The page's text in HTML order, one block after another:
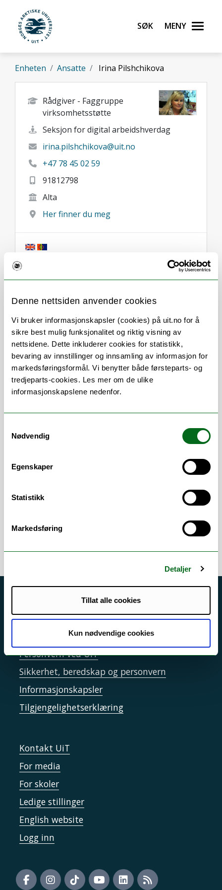
Denne nettsiden anvender cookies
Vi bruker informasjonskapsler (cookies) på uit.no for å
sikre best mulig funksjonalitet og riktig visning av
nettsidene. Dette inkluderer cookies for statistikk,
bevaring av innstillinger og innsamling av informasjon for
markedsføringsformål. Vi benytter både førsteparts- og
tredjeparts-cookies. Les mer om de ulike
informasjonskapslene nedenfor.
Nødvendig
Egenskaper
Statistikk
Markedsføring
Detaljer
Tillat alle cookies
Kun nødvendige cookies
Gå til hovedinnhold
UiT Norges arktiske universitet
Søk Meny
Enheten Ansatte Irina Pilshchikova
Rådgiver - Faggruppe
virksomhetsstøtte
Seksjon for digital arbeidshverdag
irina.pilshchikova@uit.no
+47 78 45 02 59
91812798
Alta
Her finner du meg
Stillingsbeskrivelse
Fagansvar område Personal.
og bruk av ePhorte. e-post arkiv@uit.no,
Arbeidsområder
Arkiv
Postmottak/
Si ifra!
Driftsmeldinger
Personvern ved UiT
Sikkerhet, beredskap og personvern
Informasjonskapsler
Tilgjengelighetserklæring
Kontakt UiT
For media
For skoler
Ledige stillinger
English website
Logg inn